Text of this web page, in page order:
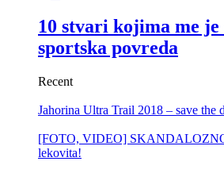
10 stvari kojima me je
sportska povreda
Recent
Jahorina Ultra Trail 2018 – save the
[FOTO, VIDEO]
lekovita!